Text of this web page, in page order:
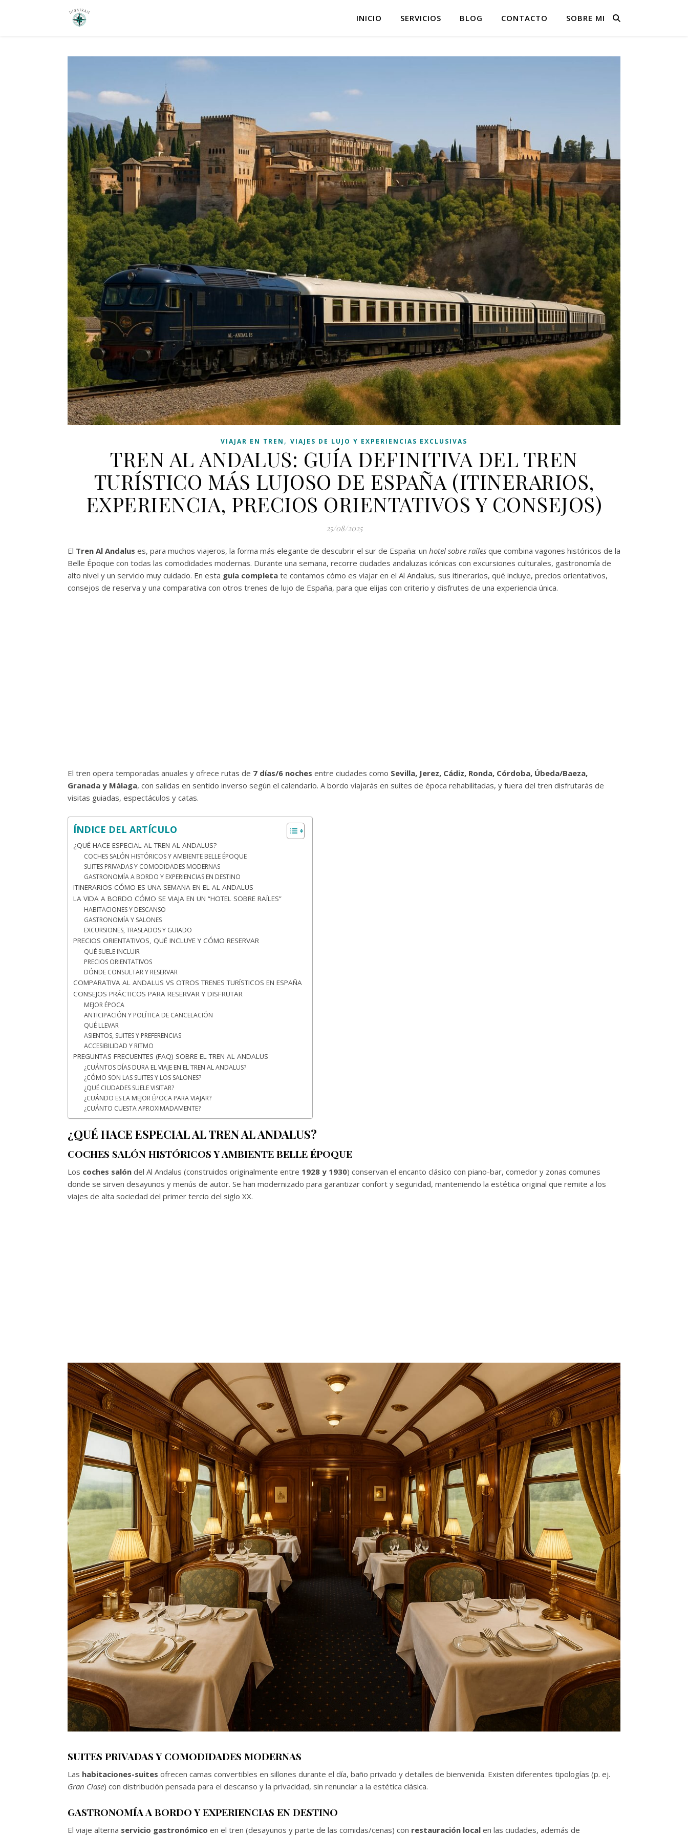
INICIO SERVICIOS BLOG CONTACTO SOBRE MI
VIAJAR EN TREN , VIAJES DE LUJO Y EXPERIENCIAS EXCLUSIVAS
TREN AL ANDALUS: GUÍA DEFINITIVA DEL TREN
TURÍSTICO MÁS LUJOSO DE ESPAÑA (ITINERARIOS,
EXPERIENCIA, PRECIOS ORIENTATIVOS Y CONSEJOS)
25/08/2025
El Tren Al Andalus es, para muchos viajeros, la forma más elegante de descubrir el sur de España: un hotel sobre raíles que combina vagones históricos de la
Belle Époque con todas las comodidades modernas. Durante una semana, recorre ciudades andaluzas icónicas con excursiones culturales, gastronomía de
alto nivel y un servicio muy cuidado. En esta guía completa te contamos cómo es viajar en el Al Andalus, sus itinerarios, qué incluye, precios orientativos,
consejos de reserva y una comparativa con otros trenes de lujo de España, para que elijas con criterio y disfrutes de una experiencia única.
El tren opera temporadas anuales y ofrece rutas de 7 días/6 noches entre ciudades como Sevilla, Jerez, Cádiz, Ronda, Córdoba, Úbeda/Baeza,
Granada y Málaga, con salidas en sentido inverso según el calendario. A bordo viajarás en suites de época rehabilitadas, y fuera del tren disfrutarás de
visitas guiadas, espectáculos y catas.
ÍNDICE DEL ARTÍCULO
¿QUÉ HACE ESPECIAL AL TREN AL ANDALUS?
COCHES SALÓN HISTÓRICOS Y AMBIENTE BELLE ÉPOQUE
SUITES PRIVADAS Y COMODIDADES MODERNAS
GASTRONOMÍA A BORDO Y EXPERIENCIAS EN DESTINO
ITINERARIOS CÓMO ES UNA SEMANA EN EL AL ANDALUS
LA VIDA A BORDO CÓMO SE VIAJA EN UN “HOTEL SOBRE RAÍLES”
HABITACIONES Y DESCANSO
GASTRONOMÍA Y SALONES
EXCURSIONES, TRASLADOS Y GUIADO
PRECIOS ORIENTATIVOS, QUÉ INCLUYE Y CÓMO RESERVAR
QUÉ SUELE INCLUIR
PRECIOS ORIENTATIVOS
DÓNDE CONSULTAR Y RESERVAR
COMPARATIVA AL ANDALUS VS OTROS TRENES TURÍSTICOS EN ESPAÑA
CONSEJOS PRÁCTICOS PARA RESERVAR Y DISFRUTAR
MEJOR ÉPOCA
ANTICIPACIÓN Y POLÍTICA DE CANCELACIÓN
QUÉ LLEVAR
ASIENTOS, SUITES Y PREFERENCIAS
ACCESIBILIDAD Y RITMO
PREGUNTAS FRECUENTES (FAQ) SOBRE EL TREN AL ANDALUS
¿CUÁNTOS DÍAS DURA EL VIAJE EN EL TREN AL ANDALUS?
¿CÓMO SON LAS SUITES Y LOS SALONES?
¿QUÉ CIUDADES SUELE VISITAR?
¿CUÁNDO ES LA MEJOR ÉPOCA PARA VIAJAR?
¿CUÁNTO CUESTA APROXIMADAMENTE?
¿QUÉ HACE ESPECIAL AL TREN AL ANDALUS?
COCHES SALÓN HISTÓRICOS Y AMBIENTE BELLE ÉPOQUE
Los coches salón del Al Andalus (construidos originalmente entre 1928 y 1930) conservan el encanto clásico con piano-bar, comedor y zonas comunes
donde se sirven desayunos y menús de autor. Se han modernizado para garantizar confort y seguridad, manteniendo la estética original que remite a los
viajes de alta sociedad del primer tercio del siglo XX.
SUITES PRIVADAS Y COMODIDADES MODERNAS
Las habitaciones-suites ofrecen camas convertibles en sillones durante el día, baño privado y detalles de bienvenida. Existen diferentes tipologías (p. ej.
Gran Clase) con distribución pensada para el descanso y la privacidad, sin renunciar a la estética clásica.
GASTRONOMÍA A BORDO Y EXPERIENCIAS EN DESTINO
El viaje alterna servicio gastronómico en el tren (desayunos y parte de las comidas/cenas) con restauración local en las ciudades, además de